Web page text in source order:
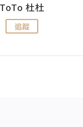
ToTo 杜杜
追蹤